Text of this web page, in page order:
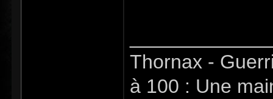
Thornax -
à 100 : Une